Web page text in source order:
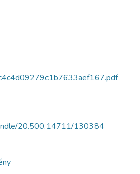
20.500.14711/130384